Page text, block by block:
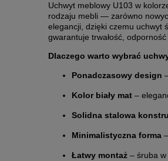
Uchwyt meblowy U103 w
rodzaju mebli — zarówno
elegancji, dzięki czemu uchwyt
gwarantuje trwałość,
Dlaczego warto wybrać
Ponadczasowy design
Kolor biały mat –
Solidna stalowa
Minimalistyczna forma
Łatwy montaż – śruba w